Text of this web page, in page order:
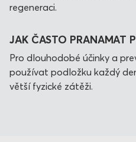
regeneraci.
JAK ČASTO PRANAMAT
Pro dlouhodobé účinky a
používat podložku každý
větší fyzické zátěži.